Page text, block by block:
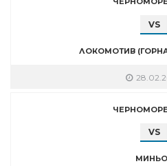
VS
ЛОКОМОТИВ
VS